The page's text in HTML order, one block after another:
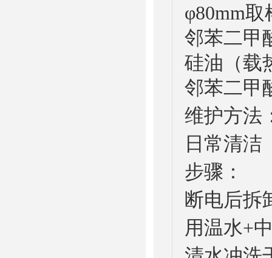
φ80mm
邻苯二甲
硅油（载
邻苯二甲
维护方法
日常清洁
步骤：
断电后拆
用温水+